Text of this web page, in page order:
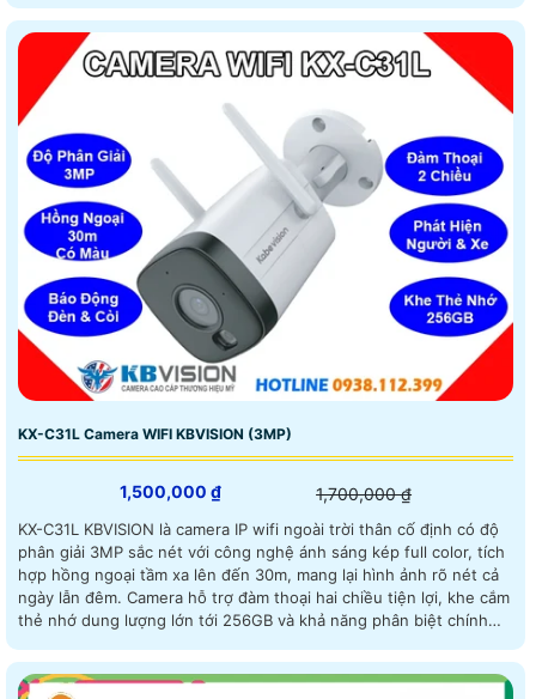
KX-C31L Camera WIFI KBVISION (3MP)
1,500,000 ₫ 1,700,000 ₫
KX-C31L KBVISION là camera IP wifi ngoài trời thân cố định có độ
phân giải 3MP sắc nét với công nghệ ánh sáng kép full color, tích
hợp hồng ngoại tầm xa lên đến 30m, mang lại hình ảnh rõ nét cả
ngày lẫn đêm. Camera hỗ trợ đàm thoại hai chiều tiện lợi, khe cắm
thẻ nhớ dung lượng lớn tới 256GB và khả năng phân biệt chính
minh